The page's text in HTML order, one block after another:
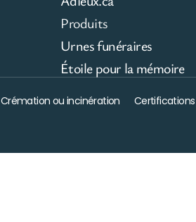
Produits
Urnes funéraires
Étoile pour la mémoire
Crémation ou incinération Certifications